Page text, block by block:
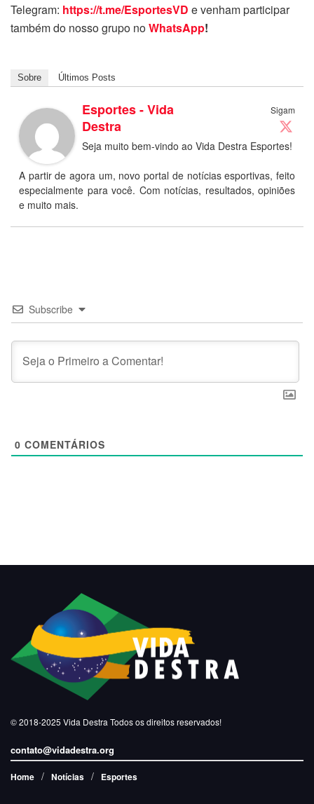
Telegram: https://t.me/EsportesVD e venham participar
também do nosso grupo noWhatsApp!
Sobre Últimos Posts
Sigam
Esportes - Vida
Destra
Seja muito bem-vindo ao Vida Destra Esportes!
A partir de agora um, novo portal de notícias esportivas, feito
especialmente para você. Com notícias, resultados, opiniões
e muito mais.
Subscribe
0 COMENTÁRIOS
© 2018-2025 Vida Destra Todos os direitos reservados!
contato@vidadestra.org
Home Notícias Esportes